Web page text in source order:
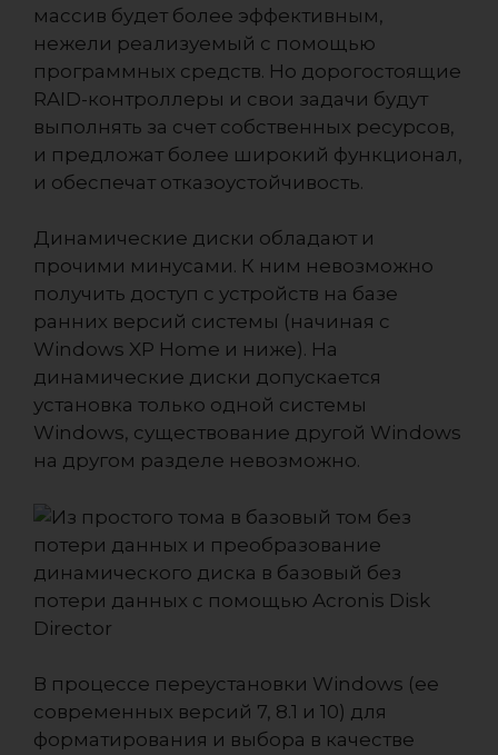
массив будет более эффективным,
нежели реализуемый с помощью
программных средств. Но дорогостоящие
RAID-контроллеры и свои задачи будут
выполнять за счет собственных ресурсов,
и предложат более широкий функционал,
и обеспечат отказоустойчивость.
Динамические диски обладают и
прочими минусами. К ним невозможно
получить доступ с устройств на базе
ранних версий системы (начиная с
Windows XP Home и ниже). На
динамические диски допускается
установка только одной системы
Windows, существование другой Windows
на другом разделе невозможно.
В процессе переустановки Windows (ее
современных версий 7, 8.1 и 10) для
форматирования и выбора в качестве